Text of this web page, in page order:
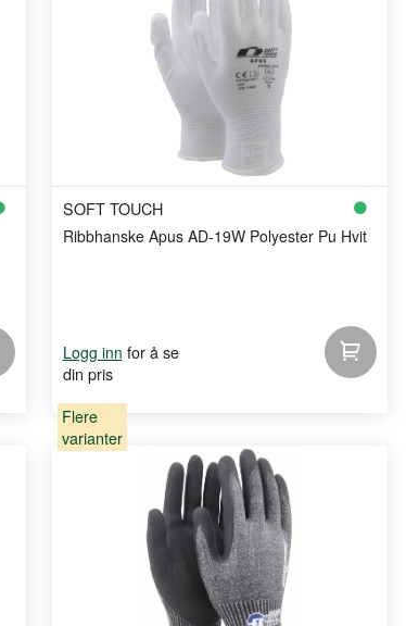
SOFT TOUCH
Ribbhanske Apus AD-19W Polyester Pu Hvit
Logg inn for å se
din pris
Flere
varianter